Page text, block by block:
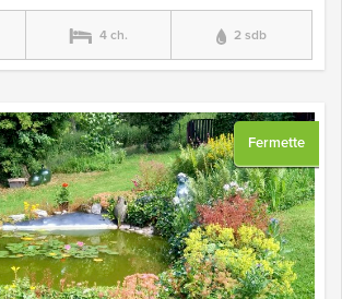
4 ch. 2 sdb
Fermette